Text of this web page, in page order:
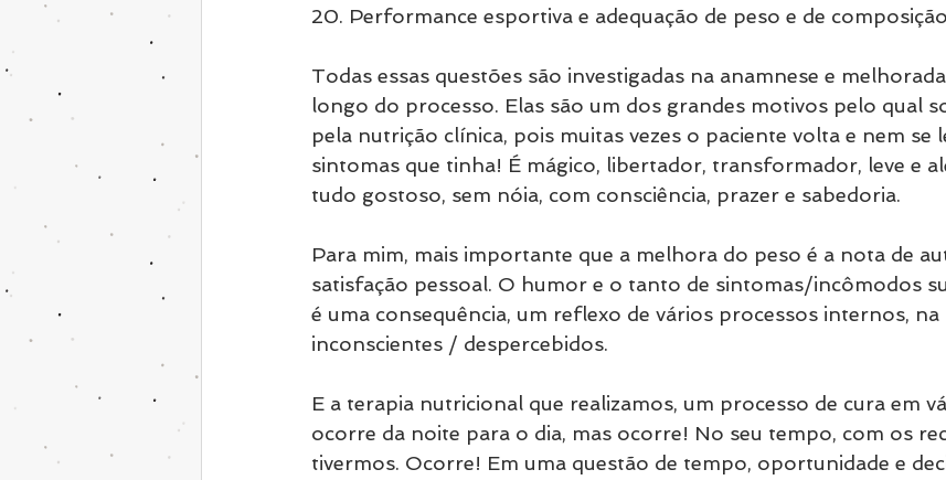
20. Performance esportiva e adequação de peso e de
Todas essas questões são investigadas na anamnese e
longo do processo. Elas são um dos grandes motivos pelo qual
pela nutrição clínica, pois muitas vezes o paciente volta e nem se
sintomas que tinha! É mágico, libertador, transformador, leve e
tudo gostoso, sem nóia, com consciência, prazer e sabedoria.
Para mim, mais importante que a melhora do peso é a nota de
satisfação pessoal. O humor e o tanto de sintomas/incômodos
é uma consequência, um reflexo de vários processos internos, na
inconscientes / despercebidos.
E a terapia nutricional que realizamos, um processo de cura em
ocorre da noite para o dia, mas ocorre! No seu tempo, com os
tivermos. Ocorre! Em uma questão de tempo, oportunidade e